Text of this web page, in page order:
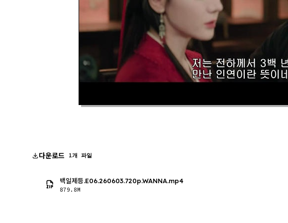
다운로드 1개 파일
백일제등.E06.260603.720p.WANNA.mp4
879.8M